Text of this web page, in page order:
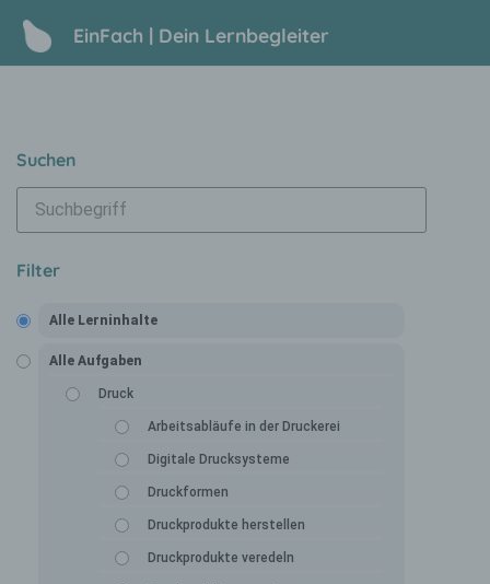
EinFach | Dein Lernbegleiter
Suchen
Filter
Alle Lerninhalte
Alle Aufgaben
Druck
Arbeitsabläufe in der Druckerei
Digitale Drucksysteme
Druckformen
Druckprodukte herstellen
Druckprodukte veredeln